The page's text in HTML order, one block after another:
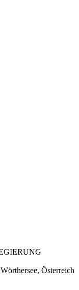
Österreich